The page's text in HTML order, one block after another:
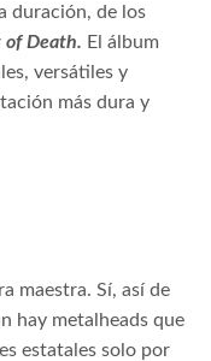
duración, de los
of Death. El álbum
versátiles y
más dura y
maestra. Sí, así de
hay metalheads que
estatales solo por